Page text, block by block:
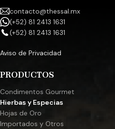
contacto@thessal.mx
(+52) 81 2413 1631
(+52) 81 2413 1631
Aviso de Privacidad
PRODUCTOS
Condimentos Gourmet
Hierbas y Especias
Hojas de Oro
Importados y Otros